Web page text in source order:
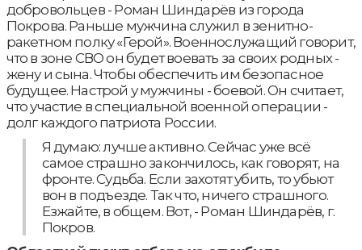
добровольцев - Роман Шиндарёв из города
Покрова. Раньше мужчина служил в зенитно-
ракетном полку «Герой». Военнослужащий говорит,
что в зоне СВО он будет воевать за своих родных -
жену и сына. Чтобы обеспечить им безопасное
будущее. Настрой у мужчины - боевой. Он считает,
что участие в специальной военной операции -
долг каждого патриота России.
Я думаю: лучше активно. Сейчас уже всё
самое страшно закончилось, как говорят, на
фронте. Судьба. Если захотят убить, то убьют
вон в подъезде. Так что, ничего страшного.
Езжайте, в общем. Вот, - Роман Шиндарёв, г.
Покров.